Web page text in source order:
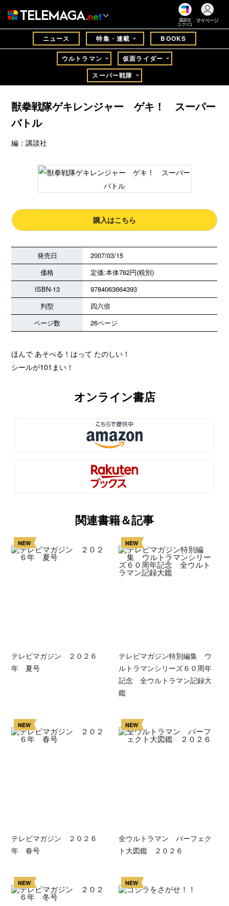
講談社
コクリコ
マイページ
ニュース 特集・連載 BOOKS
ウルトラマン
仮面ライダー
スーパー戦隊
獣拳戦隊ゲキレンジャー ゲキ！ スーパー
バトル
編：講談社
購入はこちら
発売日
2007/03/15
価格
定価:本体762円(税別)
ISBN-13
9784063664393
判型
四六倍
ページ数
26ページ
ほんで あそべる！はって たのしい！
シールが101まい！
オンライン書店
関連書籍＆記事
NEW
テレビマガジン ２０２６
年 夏号
NEW
テレビマガジン特別編集 ウ
ルトラマンシリーズ６０周年
記念 全ウルトラマン記録大
鑑
NEW
テレビマガジン ２０２６
年 春号
NEW
全ウルトラマン パーフェク
ト大図鑑 ２０２６
NEW NEW